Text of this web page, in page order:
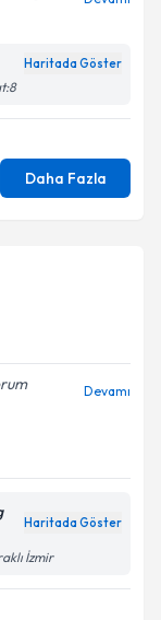
Haritada Göster
Daha Fazla
Devamı
Haritada Göster
İzmir